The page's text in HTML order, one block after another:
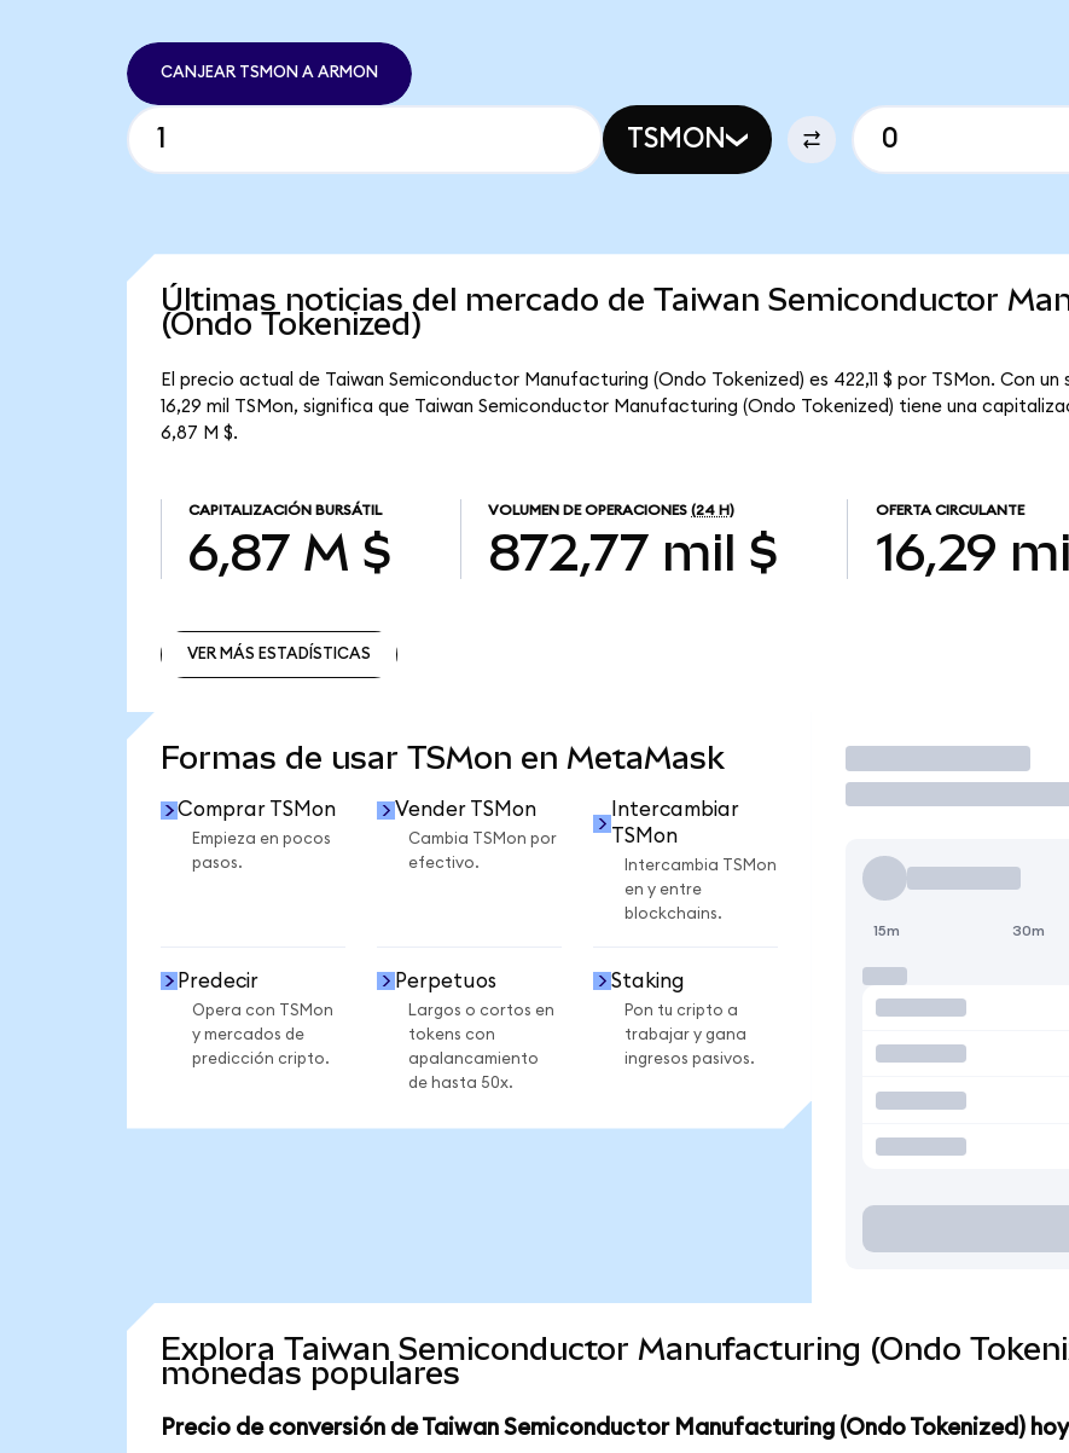
CANJEAR TSMON A ARMON
TSMON
Últimas noticias del mercado de Taiwan Semiconductor
(Ondo Tokenized)
El precio actual de Taiwan Semiconductor Manufacturing (Ondo Tokenized) es 422,11 $ por TSMon. Con
16,29 mil TSMon, significa que Taiwan Semiconductor Manufacturing (Ondo Tokenized) tiene una
6,87 M $.
CAPITALIZACIÓN BURSÁTIL
6,87 M $
VOLUMEN DE OPERACIONES (24 H)
872,77 mil $
OFERTA CIRCULANTE
16,29
VER MÁS ESTADÍSTICAS
Formas de usar TSMon en MetaMask
Comprar TSMon
Empieza en pocos
pasos.
Vender TSMon
Cambia TSMon por
efectivo.
Intercambiar
TSMon
Intercambia TSMon
en y entre
blockchains.
Predecir
Opera con TSMon
y mercados de
predicción cripto.
Perpetuos
Largos o cortos en
tokens con
apalancamiento
de hasta 50x.
Staking
Pon tu cripto a
trabajar y gana
ingresos pasivos.
Operar
15m 30m
Explora Taiwan Semiconductor Manufacturing (Ondo
monedas populares
Precio de conversión de Taiwan Semiconductor Manufacturing (Ondo Tokenized) hoy